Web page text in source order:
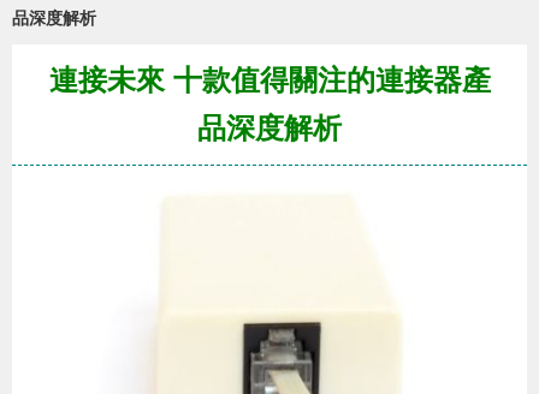
品深度解析
連接未來 十款值得關注的連接器產
品深度解析